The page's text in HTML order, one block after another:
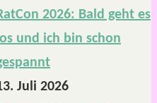
2026: Bald geht es
und ich bin schon
Juli 2026